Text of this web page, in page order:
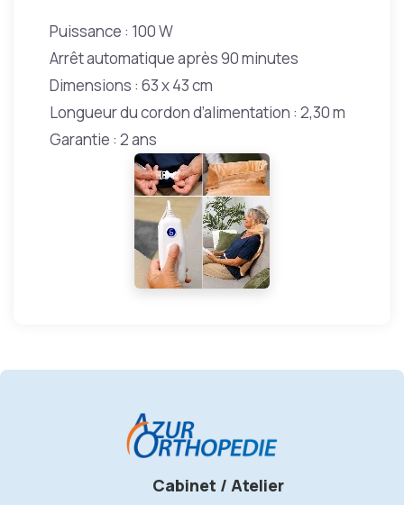
Puissance : 100 W
Arrêt automatique après 90 minutes
Dimensions : 63 x 43 cm
Longueur du cordon d’alimentation : 2,30 m
Garantie : 2 ans
Cabinet / Atelier